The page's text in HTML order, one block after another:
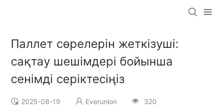
Паллет сөрелерін жеткізуші:
сақтау шешімдері бойынша
сенімді серіктесіңіз
2025-08-19 Everunion 320